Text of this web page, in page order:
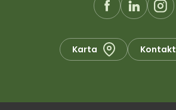
Karta Kontakt